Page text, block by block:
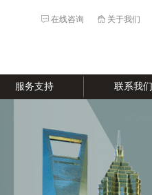
关于我们
在线咨询
服务支持 联系我们